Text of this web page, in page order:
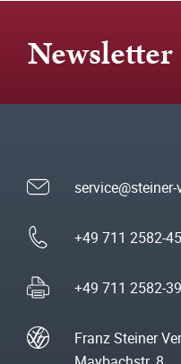
Newsletter
+49 711 2582-
+49 711 2582-
Franz Steiner